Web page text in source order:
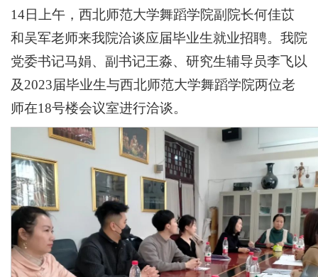
14日上午，西北师范大学舞蹈学院副院长何佳苡
和吴军老师来我院洽谈应届毕业生就业招聘。我院
党委书记马娟、副书记王淼、研究生辅导员李飞以
及2023届毕业生与西北师范大学舞蹈学院两位老
师在18号楼会议室进行洽谈。